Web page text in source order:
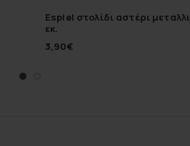
Espiel στολίδι αστέρι
εκ.
3,90€